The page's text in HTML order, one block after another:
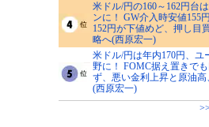
米ドル/円の160～162円台
ンに！ GW介入時安値155
152円が下値めど、押し目
略へ(西原宏一)
米ドル/円は年内170円、ユ
野に！ FOMC据え置きで
ず、悪い金利上昇と原油
(西原宏一)